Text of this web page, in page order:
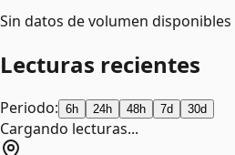
Sin datos de volumen disponibles
Lecturas recientes
Periodo: 6h 24h 48h 7d 30d
Cargando lecturas...